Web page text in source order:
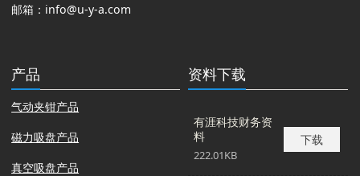
邮箱： info@u-y-a.com
产品
气动夹钳产品
磁力吸盘产品
真空吸盘产品
资料下载
有涯科技财务资
料
222.01KB
下载